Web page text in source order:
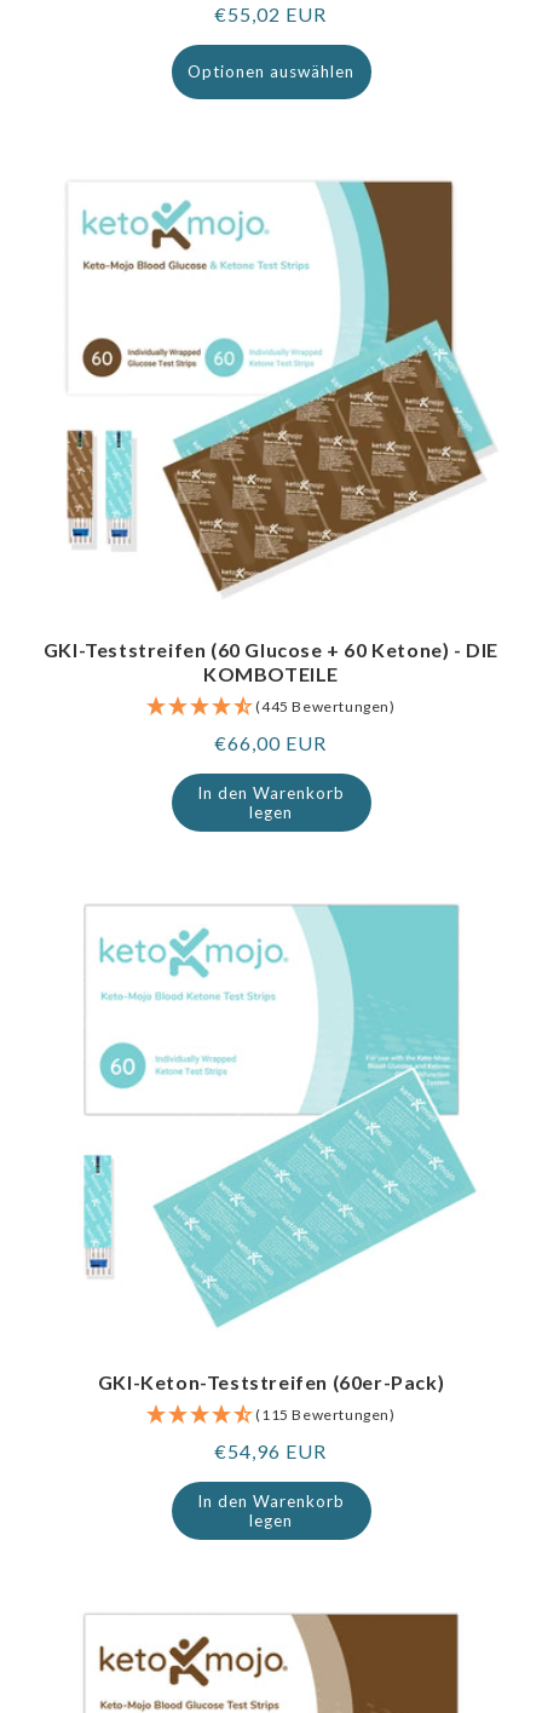
Regulärer
Preis
€55,02 EUR
Optionen auswählen
GKI-Teststreifen (60 Glucose + 60 Ketone) - DIE
KOMBOTEILE
(445 Bewertungen)
Regulärer
Preis
€66,00 EUR
In den Warenkorb
legen
GKI-Keton-Teststreifen (60er-Pack)
(115 Bewertungen)
Regulärer
Preis
€54,96 EUR
In den Warenkorb
legen